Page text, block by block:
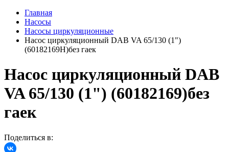
Главная
Насосы
Насосы циркуляционные
Насос циркуляционный DAB VA 65/130 (1")
(60182169H)без гаек
Насос циркуляционный DAB
VA 65/130 (1") (60182169)без
гаек
Поделиться в: